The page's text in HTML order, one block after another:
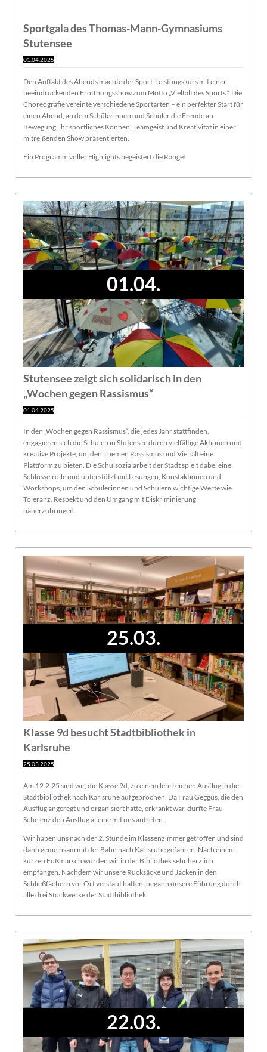
Sportgala des Thomas-Mann-Gymnasiums
Stutensee
01.04.2025
Den Auftakt des Abends machte der Sport-Leistungskurs mit einer
beeindruckenden Eröffnungsshow zum Motto „Vielfalt des Sports“. Die
Choreografie vereinte verschiedene Sportarten – ein perfekter Start für
einen Abend, an dem Schülerinnen und Schüler die Freude an
Bewegung, ihr sportliches Können, Teamgeist und Kreativität in einer
mitreißenden Show präsentierten.
Ein Programm voller Highlights begeistert die Ränge!
01.04.
Stutensee zeigt sich solidarisch in den
„Wochen gegen Rassismus“
01.04.2025
In den „Wochen gegen Rassismus“, die jedes Jahr stattfinden,
engagieren sich die Schulen in Stutensee durch vielfältige Aktionen und
kreative Projekte, um den Themen Rassismus und Vielfalt eine
Plattform zu bieten. Die Schulsozialarbeit der Stadt spielt dabei eine
Schlüsselrolle und unterstützt mit Lesungen, Kunstaktionen und
Workshops, um den Schülerinnen und Schülern wichtige Werte wie
Toleranz, Respekt und den Umgang mit Diskriminierung
näherzubringen.
25.03.
Klasse 9d besucht Stadtbibliothek in
Karlsruhe
25.03.2025
Am 12.2.25 sind wir, die Klasse 9d, zu einem lehrreichen Ausflug in die
Stadtbibliothek nach Karlsruhe aufgebrochen. Da Frau Geggus, die den
Ausflug angeregt und organisiert hatte, erkrankt war, durfte Frau
Schelenz den Ausflug alleine mit uns antreten.
Wir haben uns nach der 2. Stunde im Klassenzimmer getroffen und sind
dann gemeinsam mit der Bahn nach Karlsruhe gefahren. Nach einem
kurzen Fußmarsch wurden wir in der Bibliothek sehr herzlich
empfangen. Nachdem wir unsere Rucksäcke und Jacken in den
Schließfächern vor Ort verstaut hatten, begann unsere Führung durch
alle drei Stockwerke der Stadtbibliothek.
22.03.